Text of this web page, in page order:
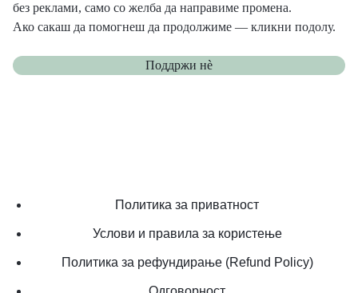
без реклами, само со желба да направиме промена.
Ако сакаш да помогнеш да продолжиме — кликни подолу.
Поддржи нѐ
Политика за приватност
Услови и правила за користење
Политика за рефундирање (Refund Policy)